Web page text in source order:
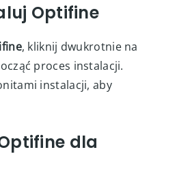
Optifine
, kliknij dwukrotnie na
proces instalacji.
instalacji, aby
dla